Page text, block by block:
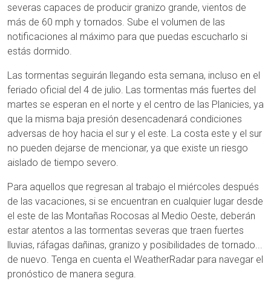
severas capaces de producir granizo grande, vientos de
más de 60 mph y tornados. Sube el volumen de las
notificaciones al máximo para que puedas escucharlo si
estás dormido.
Las tormentas seguirán llegando esta semana, incluso en el
feriado oficial del 4 de julio. Las tormentas más fuertes del
martes se esperan en el norte y el centro de las Planicies, ya
que la misma baja presión desencadenará condiciones
adversas de hoy hacia el sur y el este. La costa este y el sur
no pueden dejarse de mencionar, ya que existe un riesgo
aislado de tiempo severo.
Para aquellos que regresan al trabajo el miércoles después
de las vacaciones, si se encuentran en cualquier lugar desde
el este de las Montañas Rocosas al Medio Oeste, deberán
estar atentos a las tormentas severas que traen fuertes
lluvias, ráfagas dañinas, granizo y posibilidades de tornado...
de nuevo. Tenga en cuenta el WeatherRadar para navegar el
pronóstico de manera segura.